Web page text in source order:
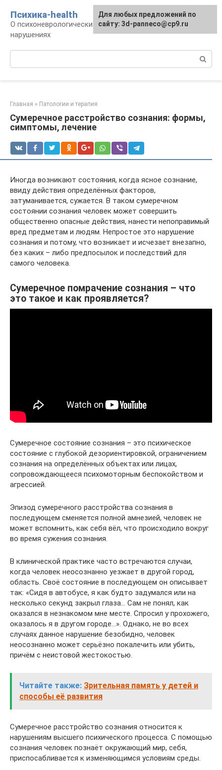
контенту
Психика-health
О психоневрологических патологиях и
нарушениях
Главная » Патологии и терапия
Сумеречное расстройство сознания: формы,
симптомы, лечение
Иногда возникают состояния, когда ясное сознание,
ввиду действия определённых факторов,
затуманивается, сужается. В таком сумеречном
состоянии сознания человек может совершить
общественно опасные действия, нанести непоправимый
вред предметам и людям. Непростое это нарушение
сознания и потому, что возникает и исчезает внезапно,
без каких – либо предпосылок и последствий для
самого человека.
Сумеречное помрачение сознания – что
это такое и как проявляется?
Сумеречное состояние сознания – это психическое
состояние с глубокой дезориентировкой, ограничением
сознания на определённых объектах или лицах,
сопровождающееся психомоторным беспокойством и
агрессией.
Эпизод сумеречного расстройства сознания в
последующем сменяется полной амнезией, человек не
может вспомнить, как себя вёл, что происходило вокруг
во время сужения сознания.
В клинической практике часто встречаются случаи,
когда человек неосознанно уезжает в другой город,
область. Своё состояние в последующем он описывает
так: «Сидя в автобусе, я как будто задумался или на
несколько секунд закрыл глаза… Сам не понял, как
оказался в незнакомом мне месте. Спросил у прохожего,
оказалось я в другом городе…». Однако, не во всех
случаях данное нарушение безобидно, человек
неосознанно может серьёзно покалечить или убить,
причём с неистовой жестокостью.
Читайте также: Зрительная память у детей и
способы её развития
Сумеречное расстройство сознания относится к
нарушениям высшего психического процесса. С помощью
сознания человек познаёт окружающий мир, себя,
приспосабливается к изменяющимся условиям среды.
Для любых предложений по
сайту: 3d-panneco@cp9.ru